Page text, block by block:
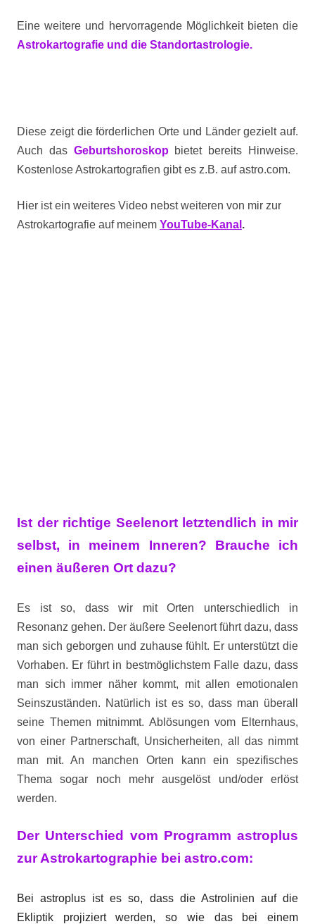
Eine weitere und hervorragende Möglichkeit bieten die
Astrokartografie und die Standortastrologie.
Diese zeigt die förderlichen Orte und Länder gezielt auf.
Auch das Geburtshoroskop bietet bereits Hinweise.
Kostenlose Astrokartografien gibt es z.B. auf astro.com.
Hier ist ein weiteres Video nebst weiteren von mir zur
Astrokartografie auf meinem YouTube-Kanal .
Ist der richtige Seelenort letztendlich in mir
selbst, in meinem Inneren? Brauche ich
einen äußeren Ort dazu?
Es ist so, dass wir mit Orten unterschiedlich in
Resonanz gehen. Der äußere Seelenort führt dazu, dass
man sich geborgen und zuhause fühlt. Er unterstützt die
Vorhaben. Er führt in bestmöglichstem Falle dazu, dass
man sich immer näher kommt, mit allen emotionalen
Seinszuständen. Natürlich ist es so, dass man überall
seine Themen mitnimmt. Ablösungen vom Elternhaus,
von einer Partnerschaft, Unsicherheiten, all das nimmt
man mit. An manchen Orten kann ein spezifisches
Thema sogar noch mehr ausgelöst und/oder erlöst
werden.
Der Unterschied vom Programm astroplus
zur Astrokartographie bei astro.com:
Bei astroplus ist es so, dass die Astrolinien auf die
Ekliptik projiziert werden, so wie das bei einem